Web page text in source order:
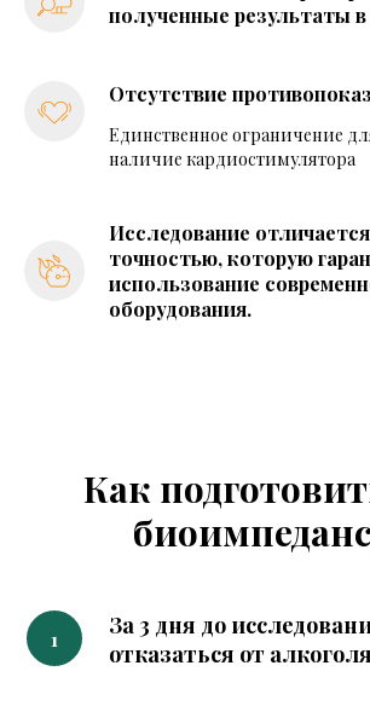
полученные результаты
Отсутствие
Единственное ограничение
наличие кардиостимулятора
Исследование
точностью, которую
использование
оборудования.
Как
За 3 дня до
отказаться от алкоголя